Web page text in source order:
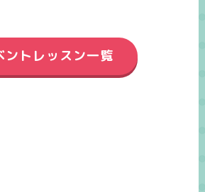
ントレッスン一覧